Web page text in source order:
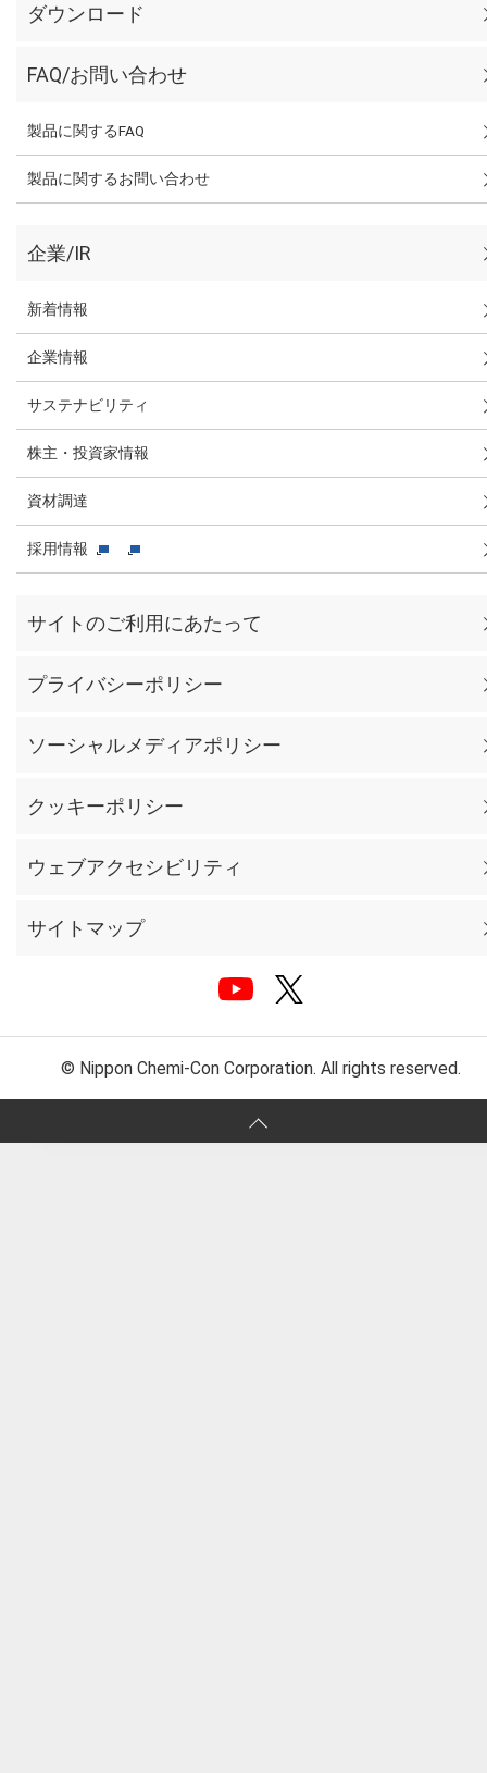
ダウンロード
FAQ/お問い合わせ
製品に関するFAQ
製品に関するお問い合わせ
企業/IR
新着情報
企業情報
サステナビリティ
株主・投資家情報
資材調達
採用情報
サイトのご利用にあたって
プライバシーポリシー
ソーシャルメディアポリシー
クッキーポリシー
ウェブアクセシビリティ
サイトマップ
© Nippon Chemi-Con Corporation. All rights reserved.